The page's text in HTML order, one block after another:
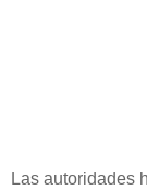
Las autoridades